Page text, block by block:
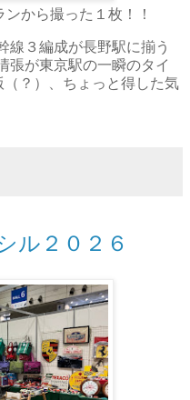
から撮った１枚！！
線３編成が長野駅に揃う
張が東京駅の一瞬のタイ
（？）、ちょっと得した気
ル２０２６